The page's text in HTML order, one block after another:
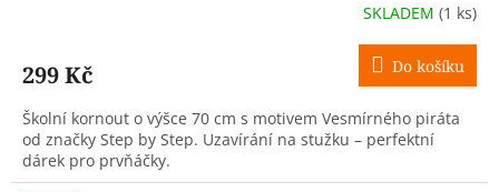
SKLADEM (1 ks)
299 Kč Do košíku
Školní kornout o výšce 70 cm s motivem Vesmírného piráta
od značky Step by Step. Uzavírání na stužku – perfektní
dárek pro prvňáčky.